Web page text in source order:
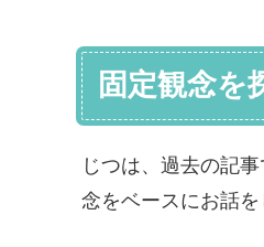
固定観念を
じつは、過去の記
念をベースにお話を